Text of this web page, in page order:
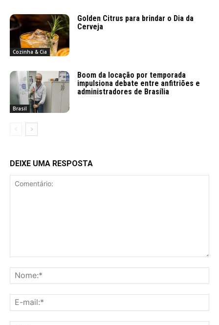
Cozinha & Cia
Golden Citrus para brindar o Dia da
Cerveja
Brasil
Boom da locação por temporada
impulsiona debate entre anfitriões e
administradores de Brasília
DEIXE UMA RESPOSTA